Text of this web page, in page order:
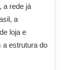
a rede já
a
loja e
a estrutura do